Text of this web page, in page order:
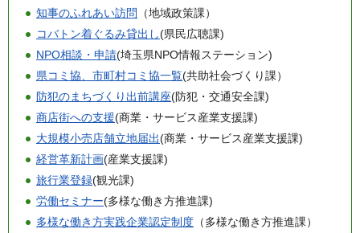
知事のふれあい訪問
（地域政策課）
コバトン着ぐるみ貸出し(県民広聴課)
NPO相談・申請(埼玉県NPO情報ステーション)
県コミ協、市町村コミ協一覧(共助社会づくり課）
防犯のまちづくり出前講座(防犯・交通安全課)
商店街への支援(商業・サービス産業支援課)
大規模小売店舗立地届出(商業・サービス産業支援課)
経営革新計画(産業支援課)
旅行業登録(観光課)
労働セミナー(多様な働き方推進課)
多様な働き方実践企業認定制度 （多様な働き方推進課）